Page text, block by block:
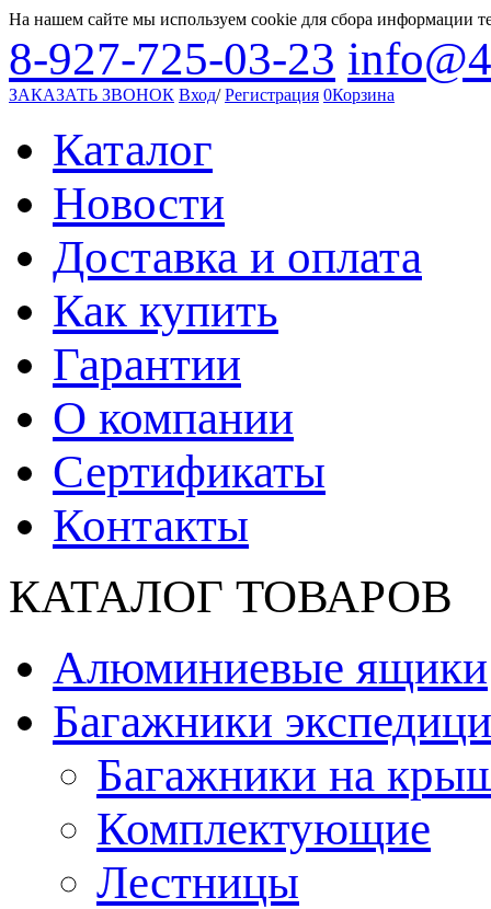
На нашем сайте мы используем cookie для сбора информации
8-927-725-03-23
ЗАКАЗАТЬ ЗВОНОК Вход/Регистрация 0Корзина
Каталог
Новости
Доставка и оплата
Как купить
Гарантии
О компании
Сертификаты
Контакты
КАТАЛОГ ТОВАРОВ
Алюминиевые ящики
Багажники
Багажники на
Комплектующие
Лестницы